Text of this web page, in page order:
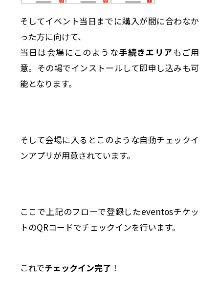
そしてイベント当日までに購入が間に合わなか
った方に向けて、
当日は会場にこのような手続きエリア もご用
意。その場でインストールして即申し込みも可
能となります。
そして会場に入るとこのような自動チェックイ
ンアプリが用意されています。
ここで上記のフローで登録したeventosチケッ
トのQRコードでチェックインを行います。
これでチェックイン完了 ！